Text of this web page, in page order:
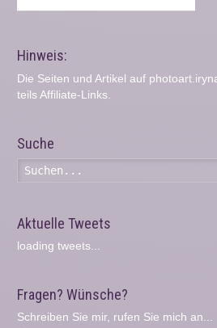
Hinweis:
Die Seiten und Artikel auf
teils Affiliate-Links.
Suche
Aktuelle Tweets
loading tweets...
Fragen? Wünsche?
Schreiben Sie mir, rufen Sie mich an...